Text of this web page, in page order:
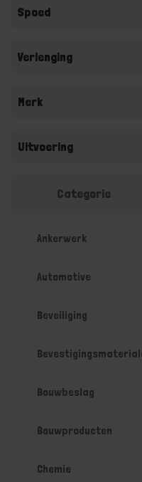
Spoed
Verlenging
Merk
Uitvoering
Categorie
Ankerwerk
Automotive
Beveiliging
Bouwbeslag
Bouwproducten
Chemie